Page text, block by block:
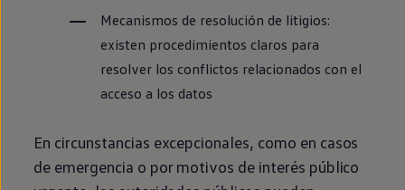
Touran
t-roc-1
Asistencia en carretera
Mecanismos de resolución de litigios:
existen procedimientos claros para
resolver los conflictos relacionados con el
acceso a los datos
En circunstancias excepcionales, como en casos
de emergencia o por motivos de interés público